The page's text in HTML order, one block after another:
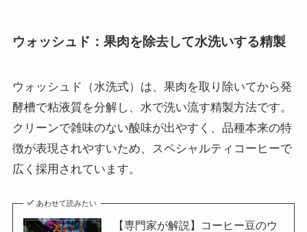
ウォッシュド：果肉を除去して水洗いする精製
ウォッシュド（水洗式）は、果肉を取り除いてから発
酵槽で粘液質を分解し、水で洗い流す精製方法です。
クリーンで雑味のない酸味が出やすく、品種本来の特
徴が表現されやすいため、スペシャルティコーヒーで
広く採用されています。
あわせて読みたい
【専門家が解説】コーヒー豆のウ